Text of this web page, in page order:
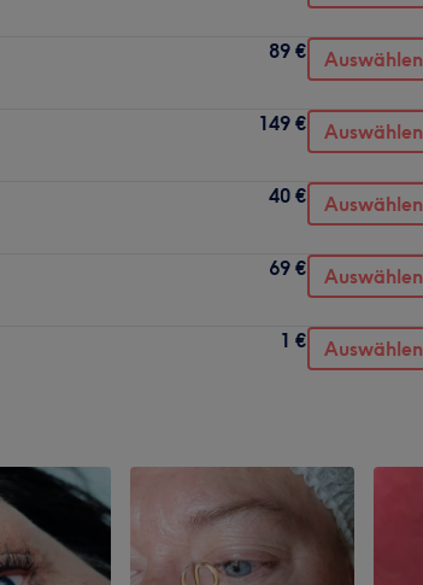
89 € Auswählen
149 € Auswählen
40 € Auswählen
69 € Auswählen
1 € Auswählen